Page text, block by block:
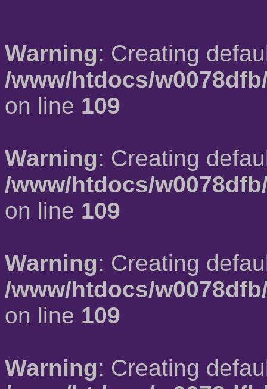
Warning: Creating
/www/htdocs/
on line 109
Warning: Creating
/www/htdocs/
on line 109
Warning: Creating
/www/htdocs/
on line 109
Warning: Creating